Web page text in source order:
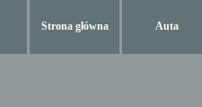
Strona główna Auta